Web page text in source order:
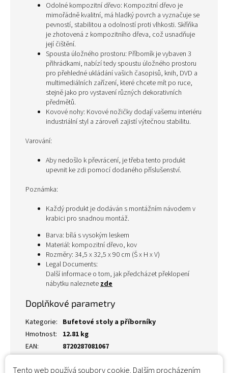
Tento web používá soubory cookie. Dalším procházením
Odolné kompozitní dřevo: Kompozitní dřevo je
mimořádně kvalitní, má hladký povrch a vyznačuje se
pevností, stabilitou a odolností proti vlhkosti. Skříňka
je zhotovená z kompozitního dřeva, což usnadňuje
její čištění.
Spousta úložného prostoru: Příborník je vybaven 3
přihrádkami, nabízí tedy spoustu úložného prostoru
pro přehledné ukládání vašich časopisů, knih, DVD a
multimediálních zařízení, které chcete mít po ruce,
stejně jako pro vystavení různých dekorativních
předmětů.
Kovové nohy: Kovové nožičky dodají vašemu interiéru
industriální styl a zároveň zajistí výtečnou stabilitu.
Varování:
Aby nedošlo k převrácení, je třeba tento produkt
upevnit ke zdi pomocí dodaného příslušenství.
Poznámka:
Každý produkt je dodáván s montážním návodem v
krabici pro snadnou montáž.
Barva: bílá s vysokým leskem
Materiál: kompozitní dřevo, kov
Rozměry: 34,5 x 32,5 x 90 cm (Š x H x V)
Legal Documents:
Další informace o tom, jak předcházet překlopení
nábytku naleznetezde
Doplňkové parametry
Kategorie: Bufetové stoly a příborníky
Hmotnost:
12.81 kg
EAN: 8720287081067